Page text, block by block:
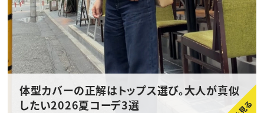
体型カバーの正解はトップス選び。大人が真似
したい2026夏コーデ3選